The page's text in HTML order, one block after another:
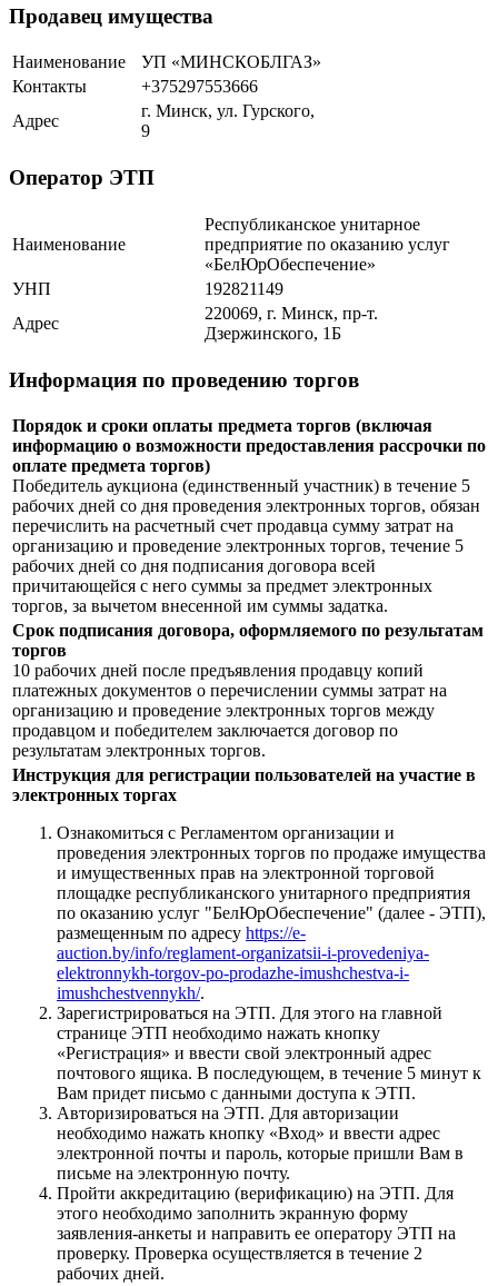
Продавец имущества
Наименование
УП «МИНСКОБЛГАЗ»
Контакты
+375297553666
Адрес
г. Минск, ул. Гурского,
9
Оператор ЭТП
Наименование
Республиканское унитарное
предприятие по оказанию услуг
«БелЮрОбеспечение»
УНП
192821149
Адрес
220069, г. Минск, пр-т.
Дзержинского, 1Б
Информация по проведению торгов
Порядок и сроки оплаты предмета торгов (включая
информацию о возможности предоставления рассрочки по
оплате предмета торгов)
Победитель аукциона (единственный участник) в течение 5
рабочих дней со дня проведения электронных торгов, обязан
перечислить на расчетный счет продавца сумму затрат на
организацию и проведение электронных торгов, течение 5
рабочих дней со дня подписания договора всей
причитающейся с него суммы за предмет электронных
торгов, за вычетом внесенной им суммы задатка.
Срок подписания договора, оформляемого по результатам
торгов
10 рабочих дней после предъявления продавцу копий
платежных документов о перечислении суммы затрат на
организацию и проведение электронных торгов между
продавцом и победителем заключается договор по
результатам электронных торгов.
Инструкция для регистрации пользователей на участие в
электронных торгах
Ознакомиться с Регламентом организации и
проведения электронных торгов по продаже имущества
и имущественных прав на электронной торговой
площадке республиканского унитарного предприятия
по оказанию услуг "БелЮрОбеспечение" (далее - ЭТП),
размещенным по адресу https://e-
auction.by/info/reglament-organizatsii-i-provedeniya-
elektronnykh-torgov-po-prodazhe-imushchestva-i-
imushchestvennykh/.
Зарегистрироваться на ЭТП. Для этого на главной
странице ЭТП необходимо нажать кнопку
«Регистрация» и ввести свой электронный адрес
почтового ящика. В последующем, в течение 5 минут к
Вам придет письмо с данными доступа к ЭТП.
Авторизироваться на ЭТП. Для авторизации
необходимо нажать кнопку «Вход» и ввести адрес
электронной почты и пароль, которые пришли Вам в
письме на электронную почту.
Пройти аккредитацию (верификацию) на ЭТП. Для
этого необходимо заполнить экранную форму
заявления-анкеты и направить ее оператору ЭТП на
проверку. Проверка осуществляется в течение 2
рабочих дней.